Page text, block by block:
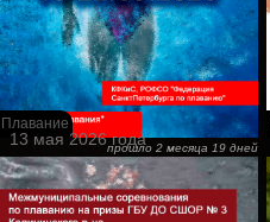
Плавание
прошло 2 месяца 19 дней
13 мая 2026 года